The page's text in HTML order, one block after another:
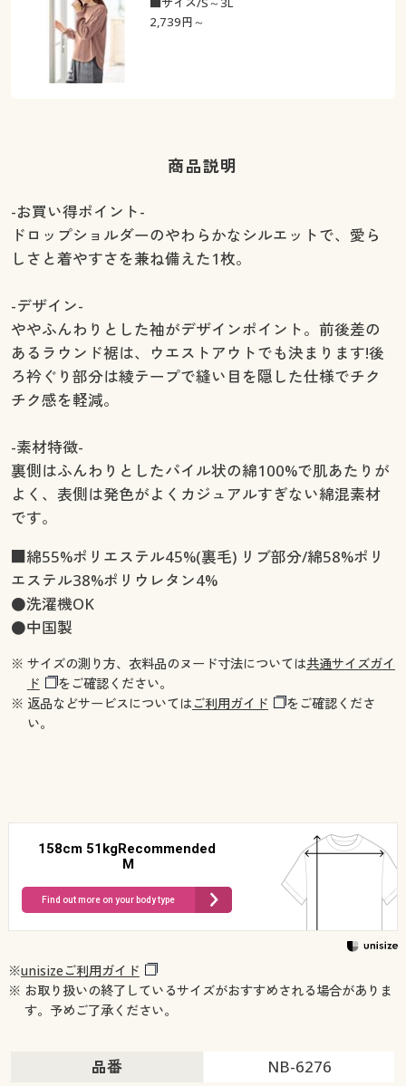
2,739円～
商品説明
-お買い得ポイント-
ドロップショルダーのやわらかなシルエットで、愛ら
しさと着やすさを兼ね備えた1枚。
-デザイン-
ややふんわりとした袖がデザインポイント。前後差の
あるラウンド裾は、ウエストアウトでも決まります!後
ろ衿ぐり部分は綾テープで縫い目を隠した仕様でチク
チク感を軽減。
-素材特徴-
裏側はふんわりとしたパイル状の綿100%で肌あたりが
よく、表側は発色がよくカジュアルすぎない綿混素材
です。
■綿55%ポリエステル45%(裏毛) リブ部分/綿58%ポリ
エステル38%ポリウレタン4%
●洗濯機OK
●中国製
※ サイズの測り方、衣料品のヌード寸法については共通サイズガイ
ド
をご確認ください。
※ 返品などサービスについてはご利用ガイド
をご確認くださ
い。
158cm 51kgRecommended
M
Find out more on your body type
※unisizeご利用ガイド
※ お取り扱いの終了しているサイズがおすすめされる場合がありま
す。予めご了承ください。
品番 NB-6276